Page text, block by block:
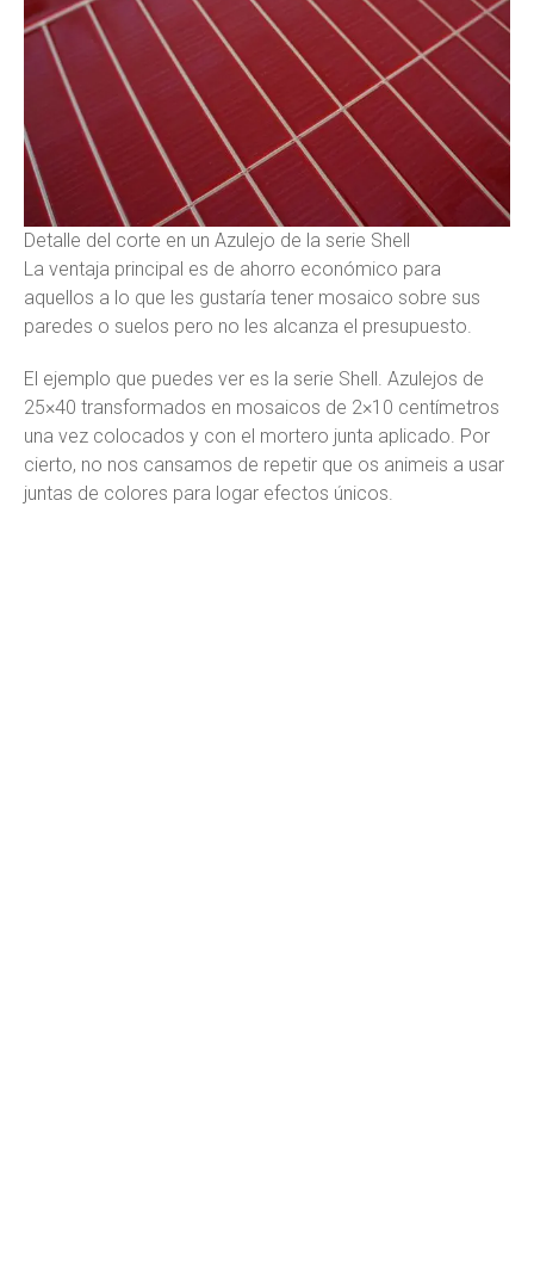
Detalle del corte en un Azulejo de la serie Shell
La ventaja principal es de ahorro económico para
aquellos a lo que les gustaría tener mosaico sobre sus
paredes o suelos pero no les alcanza el presupuesto.
El ejemplo que puedes ver es la serie Shell. Azulejos de
25×40 transformados en mosaicos de 2×10 centímetros
una vez colocados y con el mortero junta aplicado. Por
cierto, no nos cansamos de repetir que os animeis a usar
juntas de colores para logar efectos únicos.